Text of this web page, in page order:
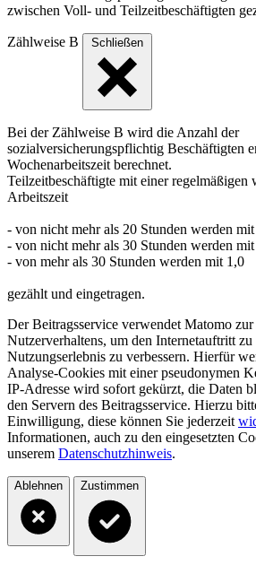
zwischen Voll- und Teilzeitbeschäftigten
Zählweise B Schließen
Bei der Zählweise B wird die Anzahl der
sozialversicherungspflichtig Beschäftigten
Wochenarbeitszeit berechnet.
Teilzeitbeschäftigte mit einer regelmäßigen
Arbeitszeit
- von nicht mehr als 20 Stunden werden
- von nicht mehr als 30 Stunden werden
- von mehr als 30 Stunden werden mit 1,0
gezählt und eingetragen.
Der Beitragsservice verwendet Matomo zur
Nutzerverhaltens, um den Internetauftritt
Nutzungserlebnis zu verbessern. Hierfür
Analyse-Cookies mit einer pseudonymen
IP-Adresse wird sofort gekürzt, die Daten
den Servern des Beitragsservice. Hierzu
Einwilligung, diese können Sie jederzeit
Informationen, auch zu den eingesetzten
unserem Datenschutzhinweis.
Ablehnen Zustimmen